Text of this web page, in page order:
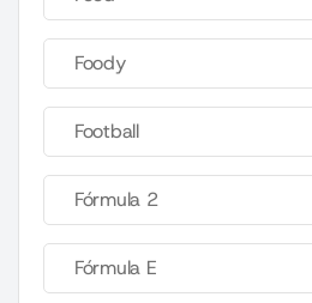
Foody
Football
Fórmula 2
Fórmula E